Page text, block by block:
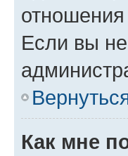
Если вы
Как мне